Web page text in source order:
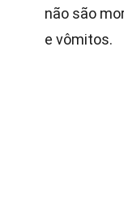
não são
e vômitos.